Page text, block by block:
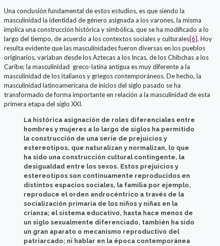
Una conclusión fundamental de estos estudios, es que siendo la
masculinidad la identidad de género asignada a los varones, la misma
implica una construcción histórica y simbólica, que se ha modificado a lo
largo del tiempo, de acuerdo a los contextos sociales y culturales[6]. Hoy
resulta evidente que las masculinidades fueron diversas en los pueblos
originarios, variaban desde los Aztecas a los Incas, de los Chibchas a los
Caribe; la masculinidad greco-latina antigua es muy diferente a la
masculinidad de los italianos y griegos contemporáneos. De hecho, la
masculinidad latinoamericana de inicios del siglo pasado se ha
transformado de forma importante en relación a la masculinidad de esta
primera etapa del siglo XXI.
La histórica asignación de roles diferenciales entre
hombres y mujeres a lo largo de siglos ha permitido
la construcción de una serie de prejuicios y
estereotipos, que naturalizan y normalizan, lo que
ha sido una construcción cultural contingente, la
desigualdad entre los sexos. Estos prejuicios y
estereotipos son continuamente reproducidos en
distintos espacios sociales, la familia por ejemplo,
reproduce el orden androcéntrico a través de la
socialización primaria de los niños y niñas en la
crianza; el sistema educativo, hasta hace menos de
un siglo sexualmente diferenciado, también ha sido
un gran aparato o mecanismo reproductivo del
patriarcado; ni hablar en la época contemporánea